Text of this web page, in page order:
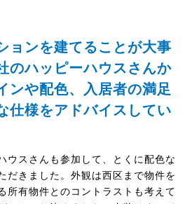
ョンを建てることが大事
のハッピーハウスさんか
ンや配色、入居者の満足
仕様をアドバイスしてい
ウスさんも参加して、とくに配色な
だきました。外観は西区まで物件を
所有物件とのコントラストも考えて